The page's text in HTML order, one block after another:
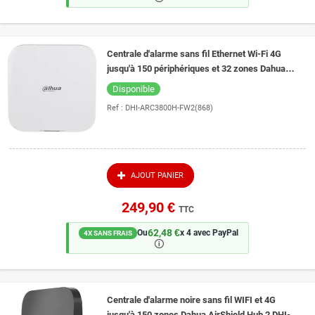
Centrale d'alarme sans fil Ethernet Wi-Fi 4G
jusqu'à 150 périphériques et 32 zones Dahua
AirShield Hub 2 DHI-ARC3800H-FW2(868)
Disponible
Ref : DHI-ARC3800H-FW2(868)
AJOUT PANIER
249,90 € TTC
4X SANS FRAIS Ou62,48 €x 4 avec PayPal
🛈
Centrale d'alarme noire sans fil WIFI et 4G